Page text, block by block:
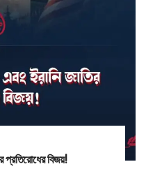
প্রতিরোধের বিজয়!